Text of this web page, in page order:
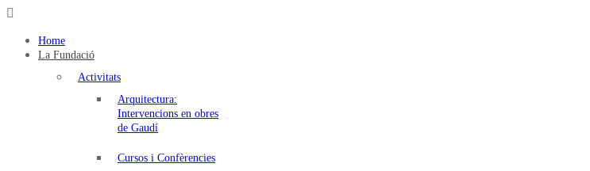
Antonio
Gaudí
Home
La Fundació
Activitats
Arquitectura:
Intervencions en obres
de Gaudí
Cursos i Confèrencies